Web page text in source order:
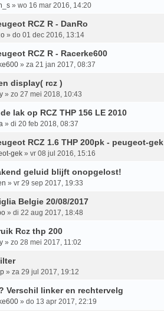
» wo 16 mar 2016, 14:20
RCZ R - DanRo
» do 01 dec 2016, 13:14
RCZ R - Racerke600
» za 21 jan 2017, 08:37
display( rcz )
» zo 27 mei 2018, 10:43
lak op RCZ THP 156 LE 2010
» di 20 feb 2018, 08:37
RCZ 1.6 THP 200pk - peugeot-gek
gek » vr 08 jul 2016, 15:16
geluid blijft onopgelost!
» vr 29 sep 2017, 19:33
Belgie 20/08/2017
» di 22 aug 2017, 18:48
Rcz thp 200
» zo 28 mei 2017, 11:02
» za 29 jul 2017, 19:12
Verschil linker en rechtervelg
» do 13 apr 2017, 22:19